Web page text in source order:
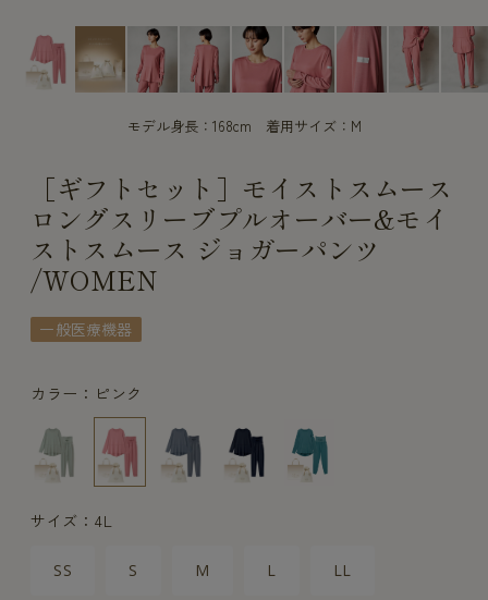
モデル身長：168cm 着用サイズ：M
［ギフトセット］モイストスムース
ロングスリーブプルオーバー&モイ
ストスムース ジョガーパンツ
/WOMEN
一般医療機器
カラー：ピンク
サイズ：4L
SS S M L LL